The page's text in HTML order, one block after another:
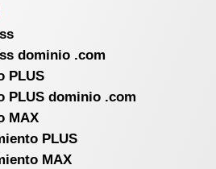
dominio .com
PLUS
PLUS dominio .com
MAX
PLUS
MAX